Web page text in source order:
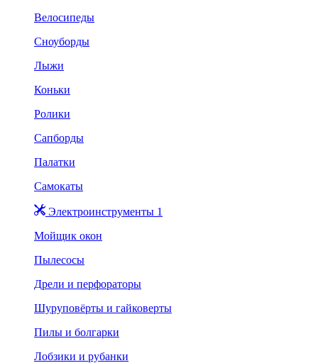
Велосипеды
Сноуборды
Лыжи
Коньки
Ролики
Сапборды
Палатки
Самокаты
Электроинструменты 1
Мойщик окон
Пылесосы
Дрели и перфораторы
Шуруповёрты и гайковерты
Пилы и болгарки
Лобзики и рубанки